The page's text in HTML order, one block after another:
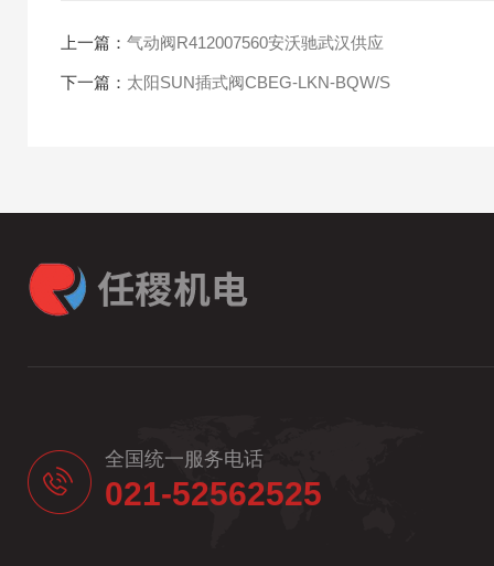
上一篇： 气动阀R412007560安沃驰武汉供应
下一篇： 太阳SUN插式阀CBEG-LKN-BQW/S
全国统一服务电话
021-52562525